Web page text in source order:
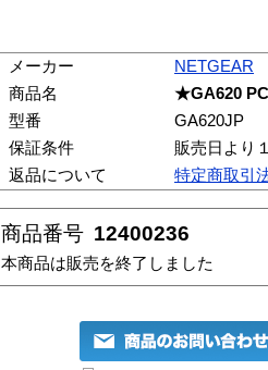
メーカー
NETGEAR
商品名
★GA620
型番
GA620JP
保証条件
販売日より
返品について
特定商取引
商品番号 12400236
本商品は販売を終了しました